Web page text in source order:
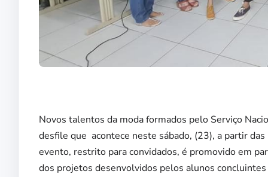
Novos talentos da moda formados pelo Serviço
desfile que acontece neste sábado, (23), a partir
evento, restrito para convidados, é promovido em
dos projetos desenvolvidos pelos alunos